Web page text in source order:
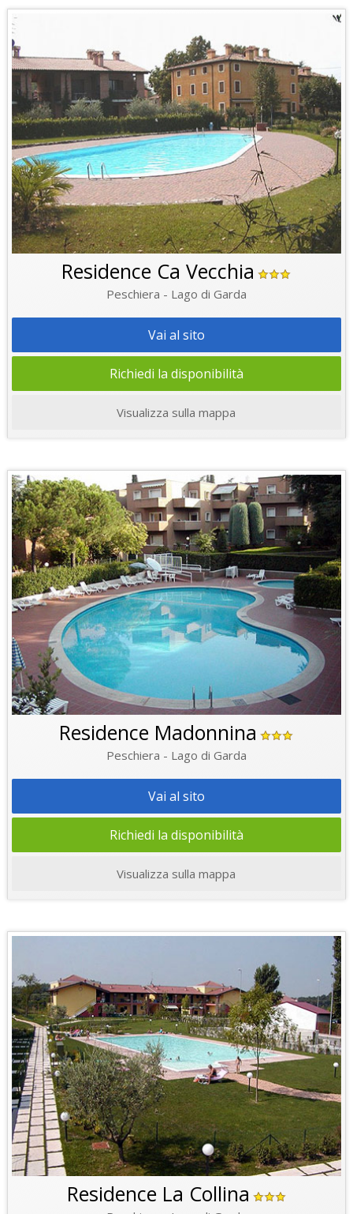
Residence Ca Vecchia
Peschiera - Lago di Garda
Vai al sito
Richiedi la disponibilità
Visualizza sulla mappa
Residence Madonnina
Peschiera - Lago di Garda
Vai al sito
Richiedi la disponibilità
Visualizza sulla mappa
Residence La Collina